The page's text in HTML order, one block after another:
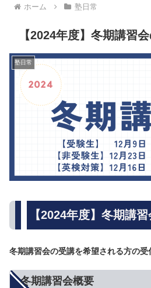
ホーム 塾日常
【2024年度】冬期講習
塾日常
【2024年度】冬期講
冬期講習会の受講を希望される方の受
冬期講習会概要